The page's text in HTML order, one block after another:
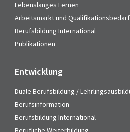
Lebenslanges Lernen
Arbeitsmarkt und Qualifikationsbedarf
Berufsbildung International
Publikationen
Entwicklung
Duale Berufsbildung /
Berufsinformation
Berufsbildung International
Berufliche Weiterbildung